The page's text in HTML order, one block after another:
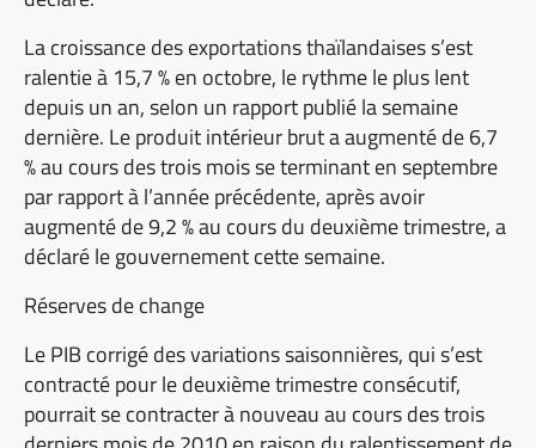
La croissance des exportations thaïlandaises s’est
ralentie à 15,7 % en octobre, le rythme le plus lent
depuis un an, selon un rapport publié la semaine
dernière. Le produit intérieur brut a augmenté de 6,7
% au cours des trois mois se terminant en septembre
par rapport à l’année précédente, après avoir
augmenté de 9,2 % au cours du deuxième trimestre, a
déclaré le gouvernement cette semaine.
Réserves de change
Le PIB corrigé des variations saisonnières, qui s’est
contracté pour le deuxième trimestre consécutif,
pourrait se contracter à nouveau au cours des trois